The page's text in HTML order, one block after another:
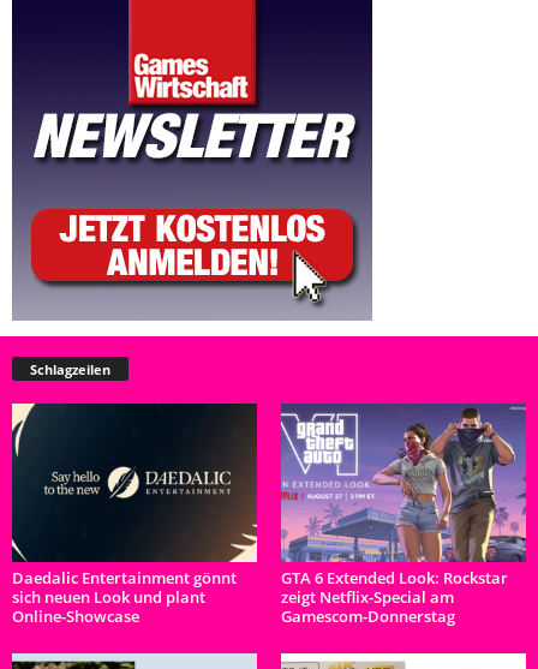
Schlagzeilen
Daedalic Entertainment gönnt
sich neuen Look und plant
Online-Showcase
GTA 6 Extended Look: Rockstar
zeigt Netflix-Special am
Gamescom-Donnerstag